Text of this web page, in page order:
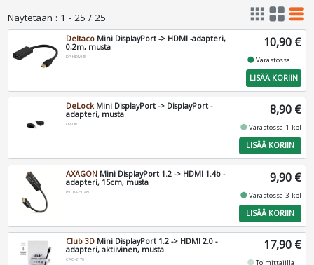
Näytetään : 1 - 25 / 25 apps grid_view table_rows
Deltaco Mini DisplayPort -> HDMI -adapteri,
0,2m, musta
DP-HDMI45
10,90 €
fiber_manual_recordVarastossa
LISÄÄ KORIIN
DeLockMini DisplayPort -> DisplayPort -
adapteri, musta
DP-DP
8,90 €
fiber_manual_recordVarastossa 1 kpl
LISÄÄ KORIIN
AXAGON Mini DisplayPort 1.2 -> HDMI 1.4b -
adapteri, 15cm, musta
RVDM-HI14N
9,90 €
fiber_manual_recordVarastossa 3 kpl
LISÄÄ KORIIN
Club 3D Mini DisplayPort 1.2 -> HDMI 2.0 -
adapteri, aktiivinen, musta
CAC-2170
17,90 €
fiber_manual_recordToimittajilla